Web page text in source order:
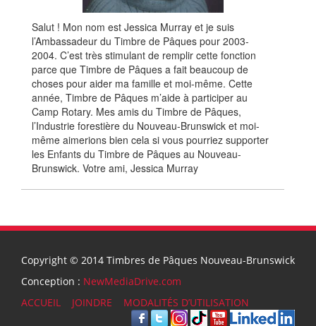
Salut ! Mon nom est Jessica Murray et je suis
l’Ambassadeur du Timbre de Pâques pour 2003-
2004. C’est très stimulant de remplir cette fonction
parce que Timbre de Pâques a fait beaucoup de
choses pour aider ma famille et moi-même. Cette
année, Timbre de Pâques m’aide à participer au
Camp Rotary. Mes amis du Timbre de Pâques,
l’Industrie forestière du Nouveau-Brunswick et moi-
même aimerions bien cela si vous pourriez supporter
les Enfants du Timbre de Pâques au Nouveau-
Brunswick. Votre ami, Jessica Murray
Copyright © 2014 Timbres de Pâques Nouveau-Brunswick
Conception : NewMediaDrive.com
ACCUEIL
JOINDRE MODALITÉS D’UTILISATION